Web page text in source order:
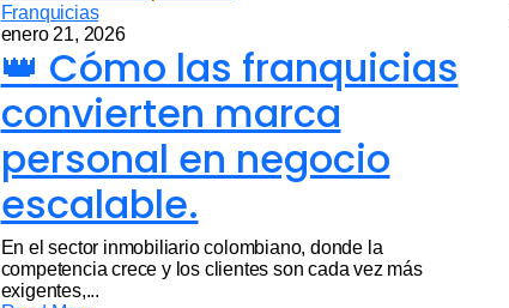
Franquicias
enero 21, 2026
👑 Cómo las franquicias
convierten marca
personal en negocio
escalable.
En el sector inmobiliario colombiano, donde la
competencia crece y los clientes son cada vez más
exigentes,...